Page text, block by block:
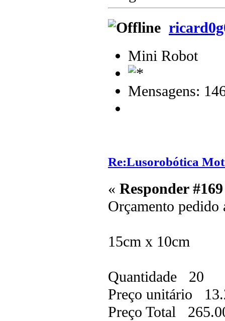
Mini Robot
Mensagens:
Re:Lusorobótica
« Responder
Orçamento pedido
15cm x 10cm
Quantidade 20
Preço unitário
Preço Total